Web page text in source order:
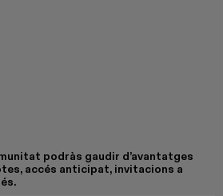
podràs gaudir d’avantatges
accés anticipat, invitacions a